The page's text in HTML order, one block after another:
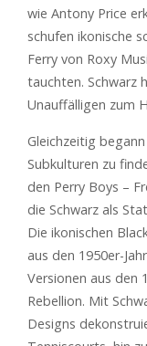
wie Antony Price
schufen ikonische
Ferry von Roxy
tauchten. Schwarz
Unauffälligen zum
Gleichzeitig
Subkulturen zu
den Perry Boys –
die Schwarz als
Die ikonischen
aus den 1950er-
Versionen aus den
Rebellion. Mit
Designs